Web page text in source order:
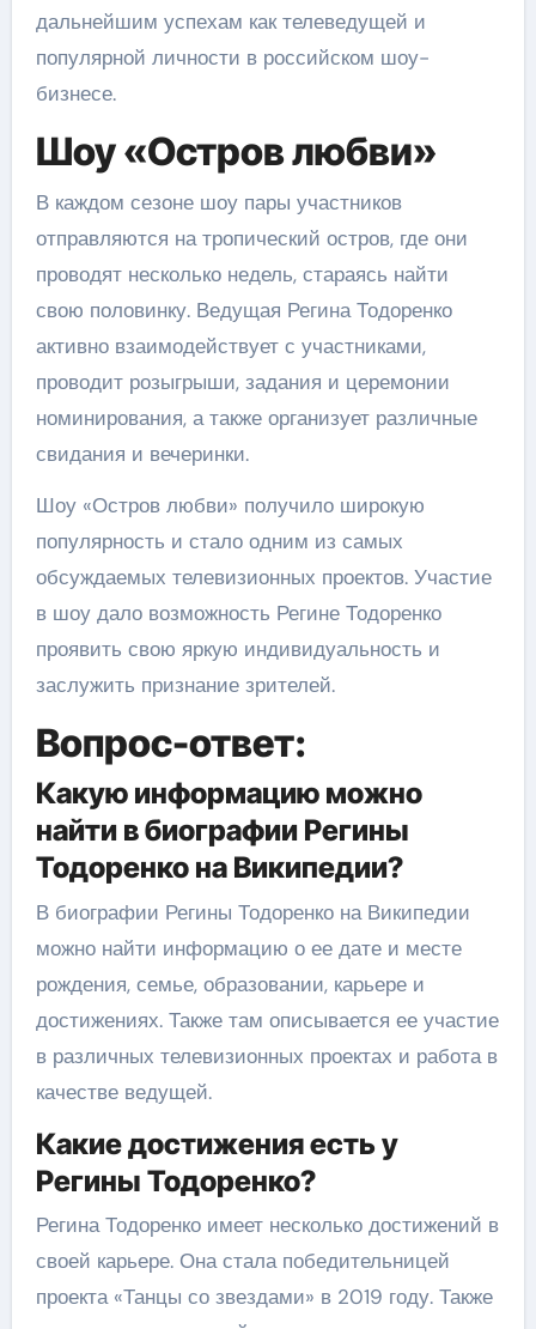
дальнейшим успехам как телеведущей и
популярной личности в российском шоу-
бизнесе.
Шоу «Остров любви»
В каждом сезоне шоу пары участников
отправляются на тропический остров, где они
проводят несколько недель, стараясь найти
свою половинку. Ведущая Регина Тодоренко
активно взаимодействует с участниками,
проводит розыгрыши, задания и церемонии
номинирования, а также организует различные
свидания и вечеринки.
Шоу «Остров любви» получило широкую
популярность и стало одним из самых
обсуждаемых телевизионных проектов. Участие
в шоу дало возможность Регине Тодоренко
проявить свою яркую индивидуальность и
заслужить признание зрителей.
Вопрос-ответ:
Какую информацию можно
найти в биографии Регины
Тодоренко на Википедии?
В биографии Регины Тодоренко на Википедии
можно найти информацию о ее дате и месте
рождения, семье, образовании, карьере и
достижениях. Также там описывается ее участие
в различных телевизионных проектах и работа в
качестве ведущей.
Какие достижения есть у
Регины Тодоренко?
Регина Тодоренко имеет несколько достижений в
своей карьере. Она стала победительницей
проекта «Танцы со звездами» в 2019 году. Также